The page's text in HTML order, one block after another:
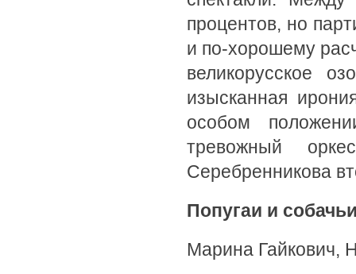
процентов, но
и по-хорошему
великорусское
изысканная
особом
тревожный
Серебренникова
Попугаи и
Марина Гайкович,